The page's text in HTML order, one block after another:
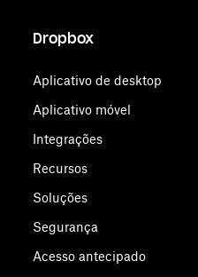
Dropbox
Aplicativo de desktop
Aplicativo móvel
Integrações
Recursos
Soluções
Segurança
Acesso antecipado